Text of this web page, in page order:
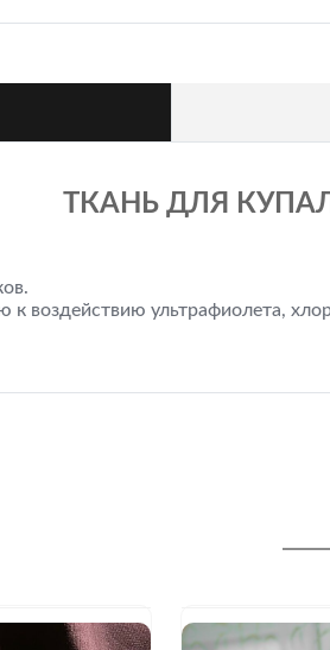
ТКАНЬ ДЛЯ
к воздействию ультрафиолета,